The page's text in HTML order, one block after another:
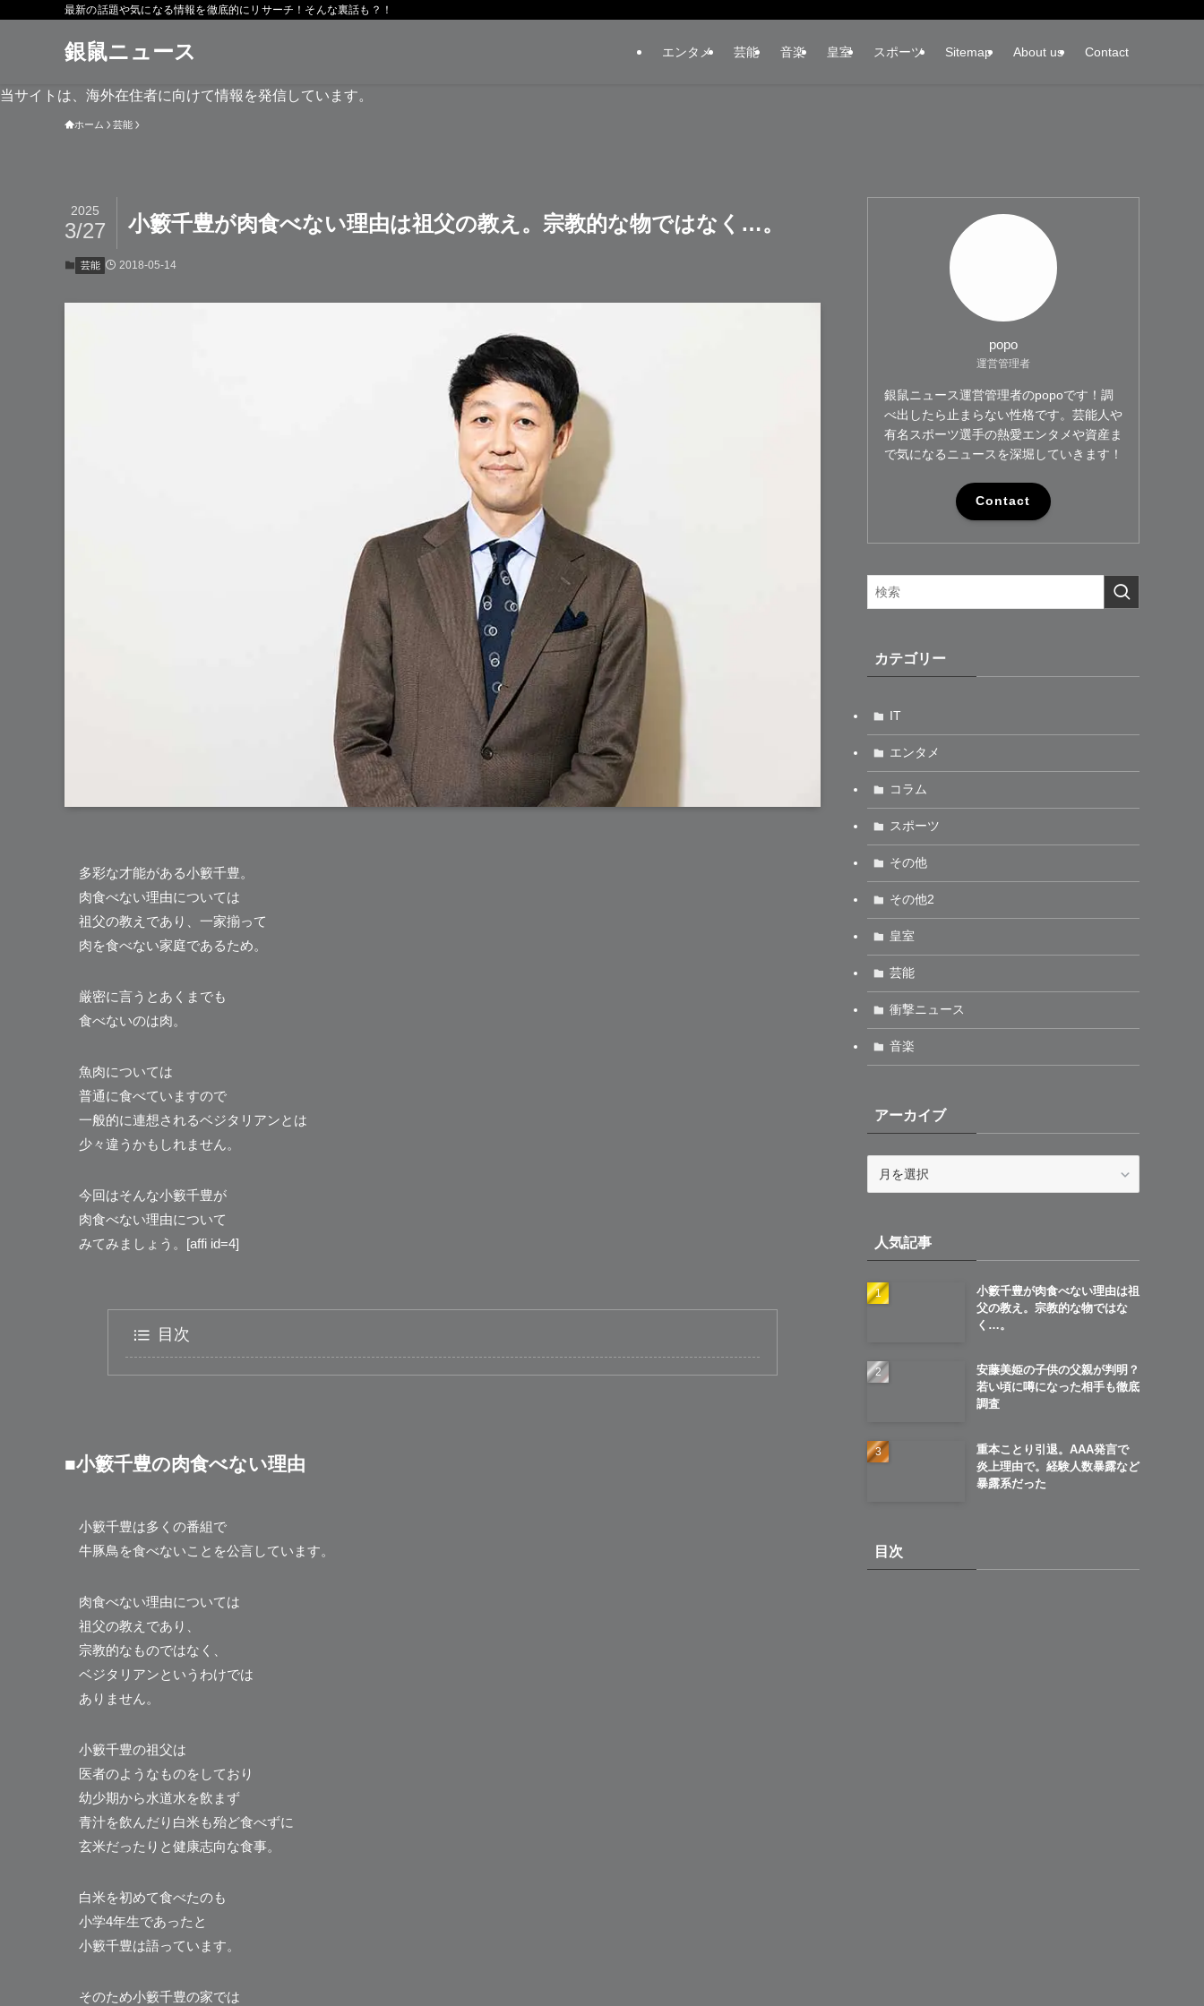
最新の話題や気になる情報を徹底的にリサーチ！そんな裏話も？！
銀鼠ニュース エンタメ 芸能 音楽 皇室 スポーツ Sitemap About us Contact
当サイトは、海外在住者に向けて情報を発信しています。
ホーム 芸能
小籔千豊が肉食べない理由は祖父の教え。宗教的な物ではなく…。
2025
3/27
芸能 2018-05-14
多彩な才能がある小籔千豊。
肉食べない理由については
祖父の教えであり、一家揃って
肉を食べない家庭であるため。
厳密に言うとあくまでも
食べないのは肉。
魚肉については
普通に食べていますので
一般的に連想されるベジタリアンとは
少々違うかもしれません。
今回はそんな小籔千豊が
肉食べない理由について
みてみましょう。[affi id=4]
目次
■小籔千豊の肉食べない理由
小籔千豊は多くの番組で
牛豚鳥を食べないことを公言しています。
肉食べない理由については
祖父の教えであり、
宗教的なものではなく、
ベジタリアンというわけでは
ありません。
小籔千豊の祖父は
医者のようなものをしており
幼少期から水道水を飲まず
青汁を飲んだり白米も殆ど食べずに
玄米だったりと健康志向な食事。
白米を初めて食べたのも
小学4年生であったと
小籔千豊は語っています。
そのため小籔千豊の家では
popo
運営管理者
銀鼠ニュース運営管理者のpopoです！調
べ出したら止まらない性格です。芸能人や
有名スポーツ選手の熱愛エンタメや資産ま
で気になるニュースを深堀していきます！
Contact
カテゴリー
IT
エンタメ
コラム
スポーツ
その他
その他2
皇室
芸能
衝撃ニュース
音楽
アーカイブ
ブ人気記事
小籔千豊が肉食べない理由は祖
父の教え。宗教的な物ではな
く…。
安藤美姫の子供の父親が判明？
若い頃に噂になった相手も徹底
調査
重本ことり引退。AAA発言で
炎上理由で。経験人数暴露など
暴露系だった
目次